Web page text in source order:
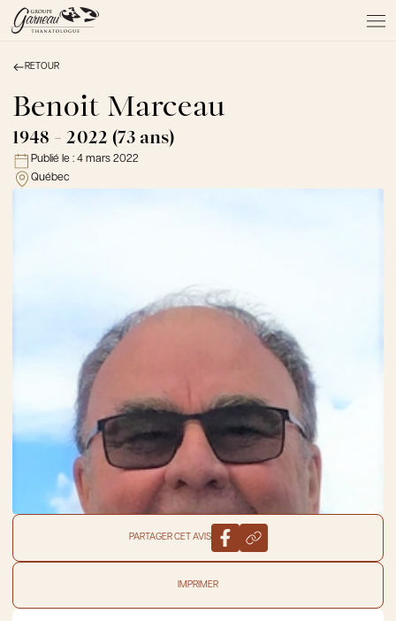
À PROPOS
NOS SERVICES
NOS PRODUITS
NOTRE ÉQUIPE
NOS SALONS
AVIS DE DÉCÈS
RETOUR
Benoit Marceau
1948 - 2022 (73 ans)
Publié le : 4 mars 2022
Québec
PARTAGER CET AVIS
IMPRIMER